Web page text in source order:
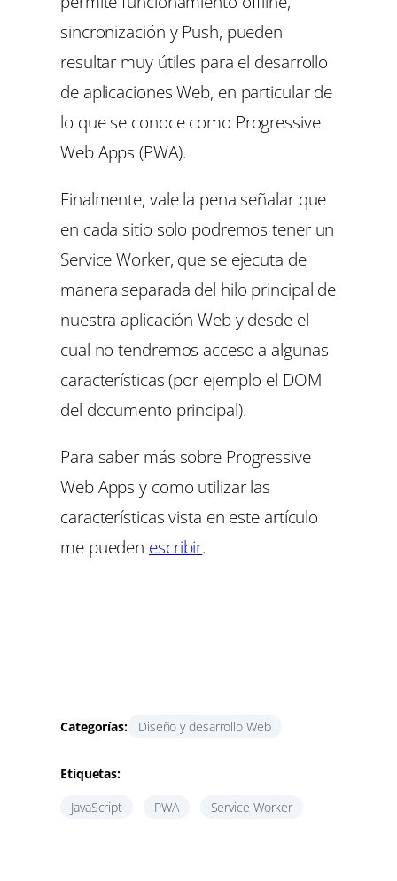
sincronización y Push, pueden
resultar muy útiles para el desarrollo
de aplicaciones Web, en particular de
lo que se conoce como Progressive
Web Apps (PWA).
Finalmente, vale la pena señalar que
en cada sitio solo podremos tener un
Service Worker, que se ejecuta de
manera separada del hilo principal de
nuestra aplicación Web y desde el
cual no tendremos acceso a algunas
características (por ejemplo el DOM
del documento principal).
Para saber más sobre Progressive
Web Apps y como utilizar las
características vista en este artículo
me pueden escribir.
Categorías: Diseño y desarrollo Web
Etiquetas:
JavaScript PWA Service Worker